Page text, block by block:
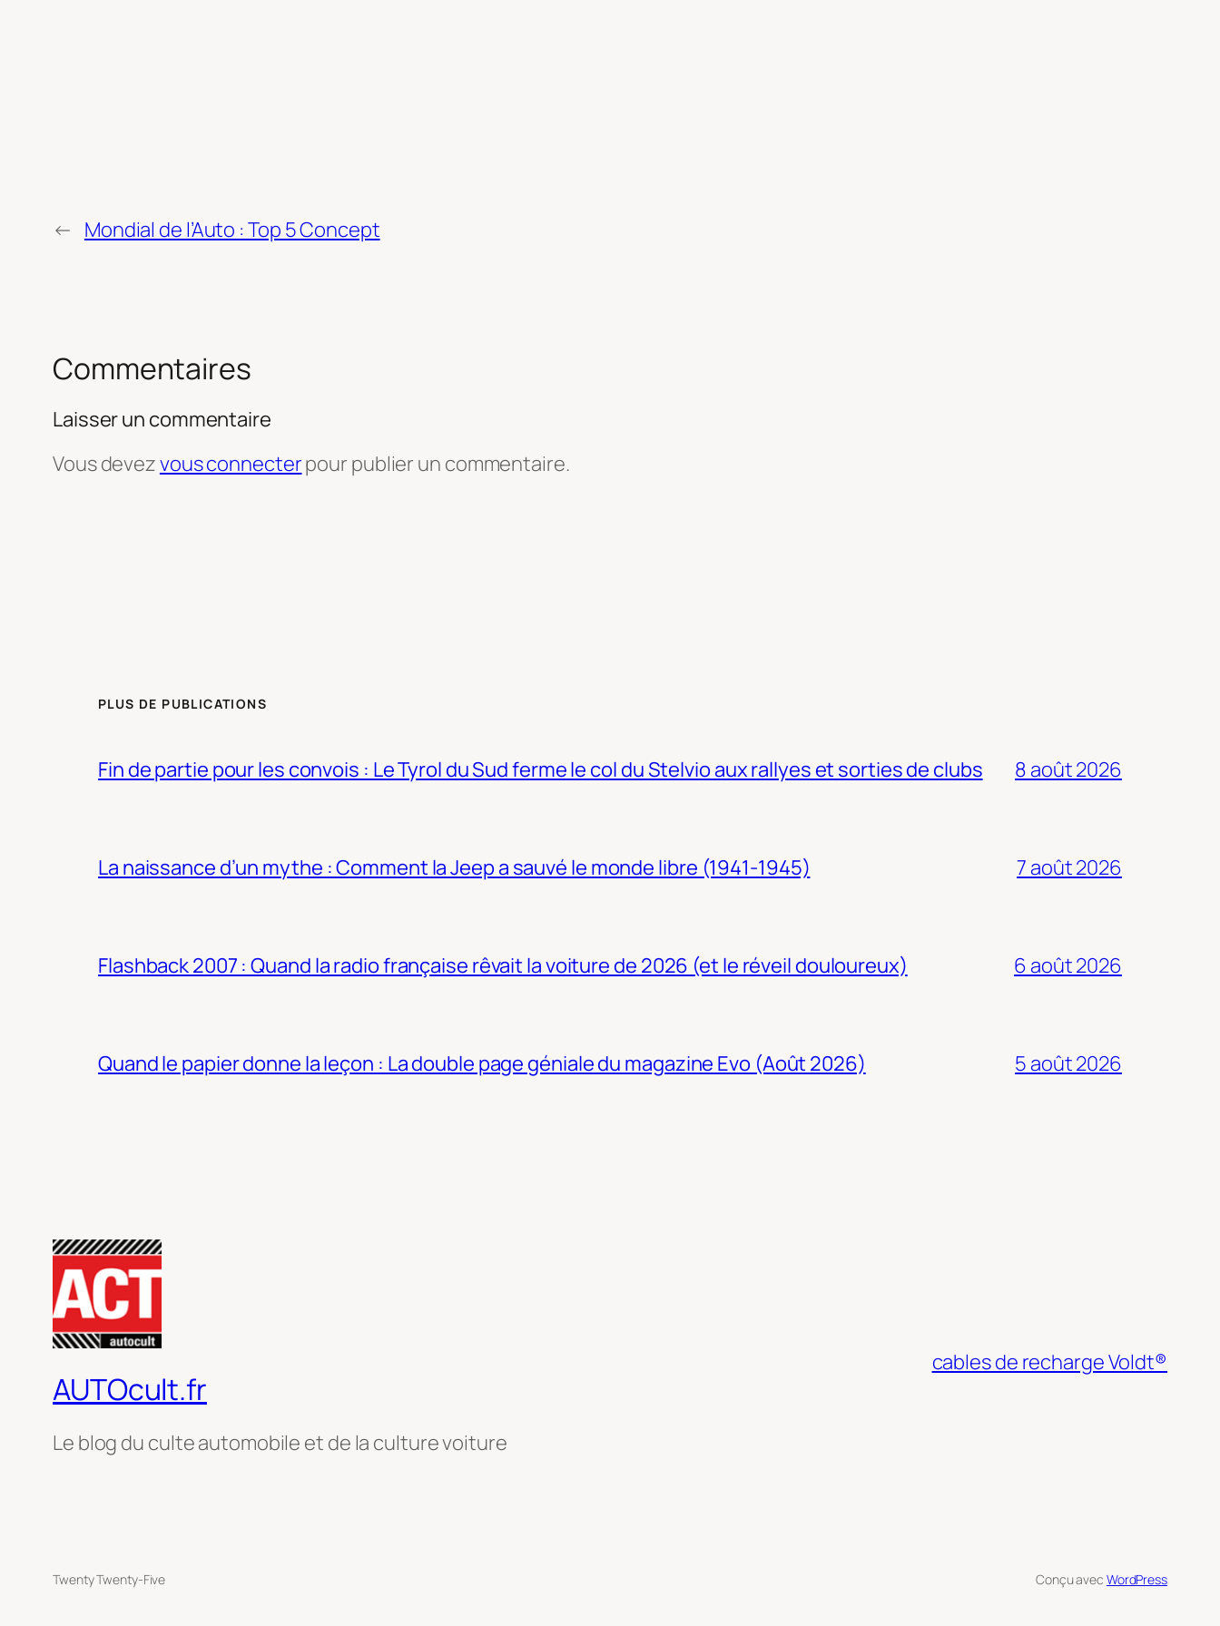
← Mondial de l’Auto : Top 5 Concept
Commentaires
Laisser un commentaire
Vous devezvous connecterpour publier un commentaire.
PLUS DE PUBLICATIONS
Fin de partie pour les convois : Le Tyrol du Sud ferme le col du Stelvio aux rallyes et sorties de clubs 8 août 2026
La naissance d’un mythe : Comment la Jeep a sauvé le monde libre (1941-1945) 7 août 2026
Flashback 2007 : Quand la radio française rêvait la voiture de 2026 (et le réveil douloureux) 6 août 2026
Quand le papier donne la leçon : La double page géniale du magazine Evo (Août 2026) 5 août 2026
AUTOcult.fr
Le blog du culte automobile et de la culture voiture
cables de recharge Voldt®
Twenty Twenty-Five Conçu avec WordPress